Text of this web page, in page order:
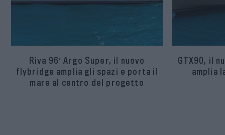
Riva 96′ Argo Super, il nuovo
flybridge amplia gli spazi e porta il
mare al centro del progetto
GTX90, il
amplia